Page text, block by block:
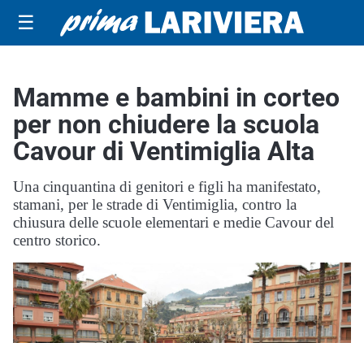
☰
Mamme e bambini in corteo
per non chiudere la scuola
Cavour di Ventimiglia Alta
Una cinquantina di genitori e figli ha manifestato,
stamani, per le strade di Ventimiglia, contro la
chiusura delle scuole elementari e medie Cavour del
centro storico.